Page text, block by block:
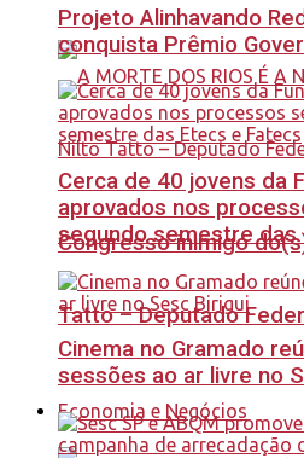
Congresso inimigo
Tatto – Deputado
Economia e Negócios
Projeto Alinhavando
conquista Prêmio
Cerca de 40 jovens da
aprovados nos
segundo semestre das
Cinema no Gramado
sessões ao ar livre no